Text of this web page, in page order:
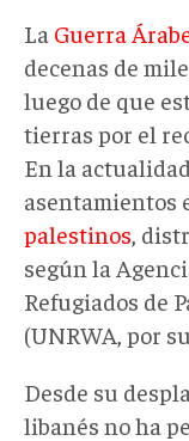
La Guerra
decenas de
luego de que
tierras por el
En la
asentamientos
palestinos ,
según la
Refugiados de
(UNRWA, por
Desde su
libanés no ha